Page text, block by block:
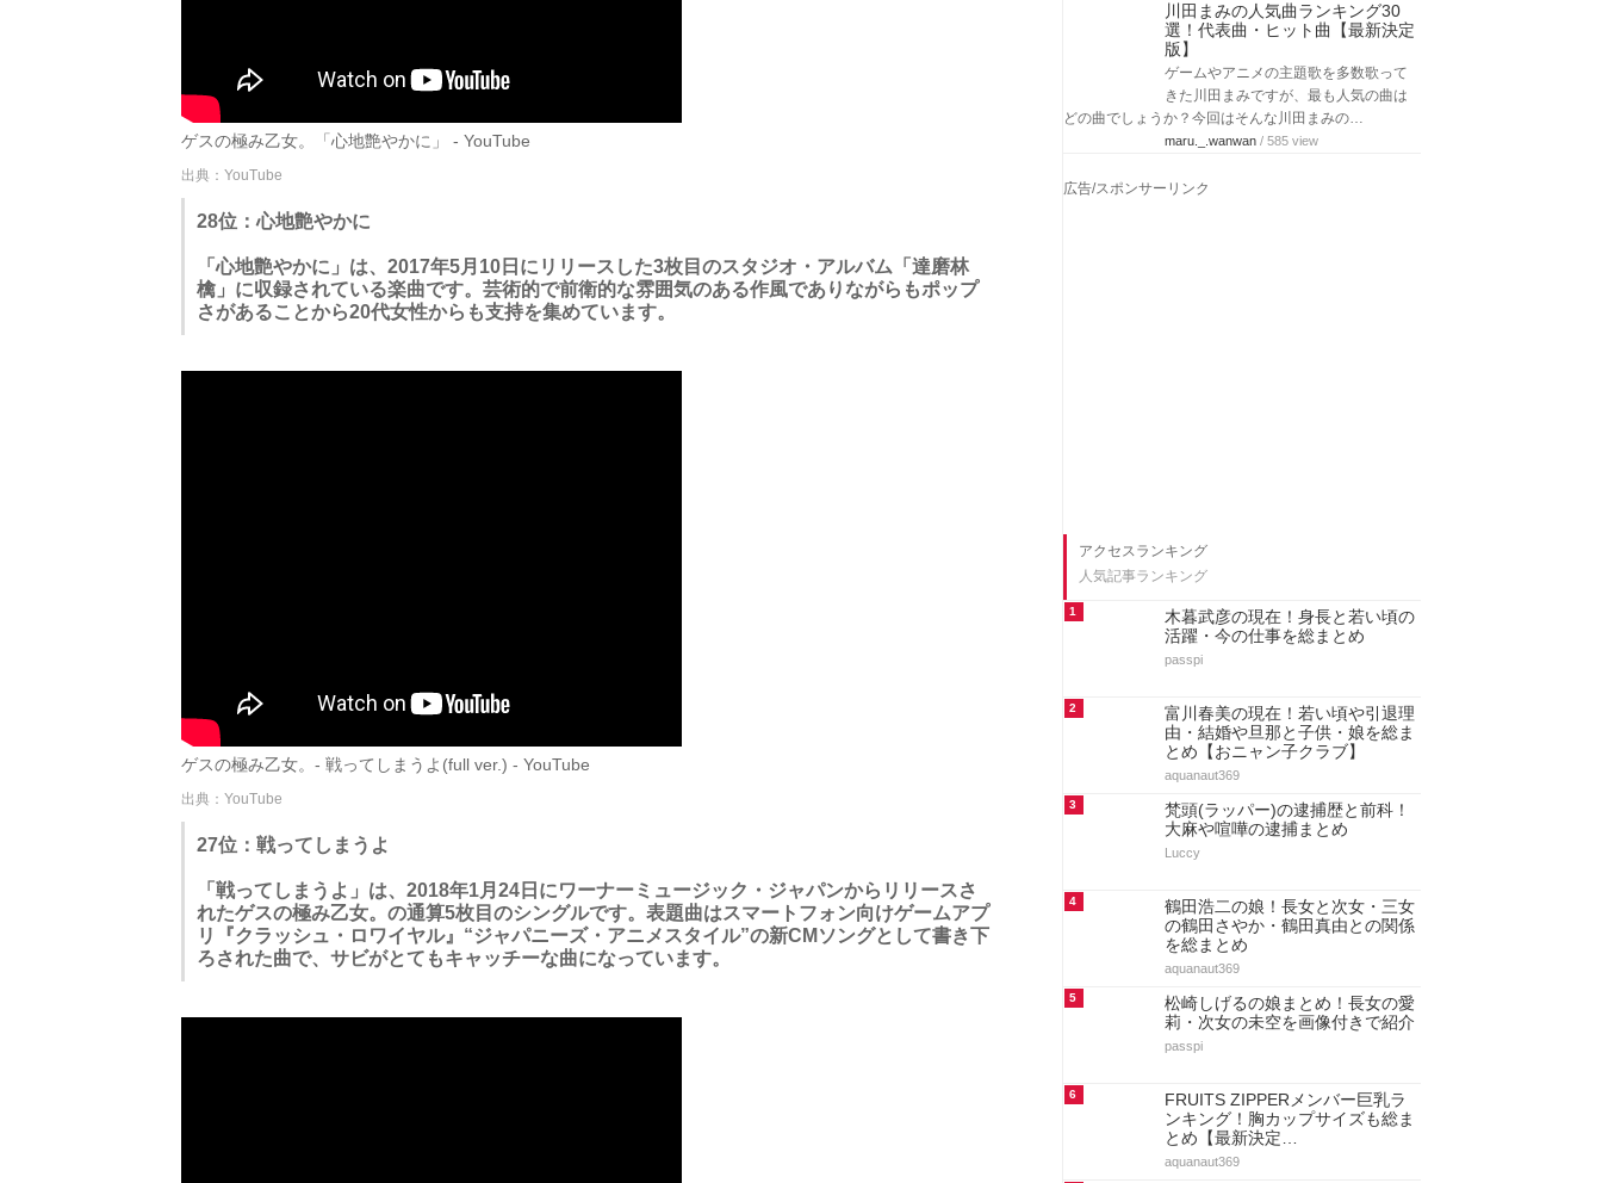
ゲスの極み乙女。「心地艶やかに」 - YouTube
出典：YouTube
28位：心地艶やかに
「心地艶やかに」は、2017年5月10日にリリースした3枚目のスタジオ・アルバム「達磨林
檎」に収録されている楽曲です。芸術的で前衛的な雰囲気のある作風でありながらもポップ
さがあることから20代女性からも支持を集めています。
ゲスの極み乙女。- 戦ってしまうよ(full ver.) - YouTube
出典：YouTube
27位：戦ってしまうよ
「戦ってしまうよ」は、2018年1月24日にワーナーミュージック・ジャパンからリリースさ
れたゲスの極み乙女。の通算5枚目のシングルです。表題曲はスマートフォン向けゲームアプ
リ『クラッシュ・ロワイヤル』“ジャパニーズ・アニメスタイル”の新CMソングとして書き下
ろされた曲で、サビがとてもキャッチーな曲になっています。
川田まみの人気曲ランキング30
選！代表曲・ヒット曲【最新決定
版】
ゲームやアニメの主題歌を多数歌って
きた川田まみですが、最も人気の曲は
どの曲でしょうか？今回はそんな川田まみの…
maru._.wanwan / 585 view
広告/スポンサーリンク
アクセスランキング
人気記事ランキング
1
木暮武彦の現在！身長と若い頃の
活躍・今の仕事を総まとめ
passpi
2
富川春美の現在！若い頃や引退理
由・結婚や旦那と子供・娘を総ま
とめ【おニャン子クラブ】
aquanaut369
3
梵頭(ラッパー)の逮捕歴と前科！
大麻や喧嘩の逮捕まとめ
Luccy
4
鶴田浩二の娘！長女と次女・三女
の鶴田さやか・鶴田真由との関係
を総まとめ
aquanaut369
5
松崎しげるの娘まとめ！長女の愛
莉・次女の未空を画像付きで紹介
passpi
6
FRUITS ZIPPERメンバー巨乳ラ
ンキング！胸カップサイズも総ま
とめ【最新決定…
aquanaut369